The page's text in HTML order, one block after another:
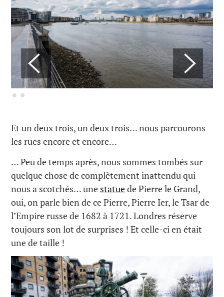
Et un deux trois, un deux trois… nous parcourons
les rues encore et encore…
… Peu de temps après, nous sommes tombés sur
quelque chose de complètement inattendu qui
nous a scotchés… une statuede Pierre le Grand,
oui, on parle bien de ce Pierre, Pierre Ier, le Tsar de
l’Empire russe de 1682 à 1721. Londres réserve
toujours son lot de surprises ! Et celle-ci en était
une de taille !